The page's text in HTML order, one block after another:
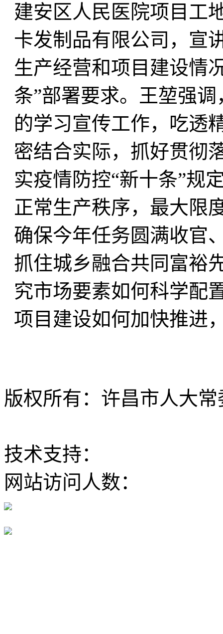
建安区人民医院项目工
卡发制品有限公司，宣
生产经营和项目建设情
条”部署要求。王堃强
的学习宣传工作，吃透
密结合实际，抓好贯彻
实疫情防控“新十条”规
正常生产秩序，最大限
确保今年任务圆满收官
抓住城乡融合共同富裕
究市场要素如何科学配
项目建设如何加快推进
版权所有：许昌市人大
技术支持：
网站访问人数：